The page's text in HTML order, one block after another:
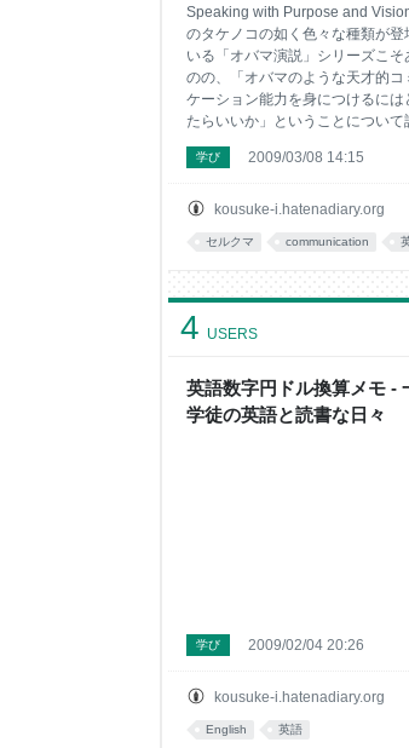
kousuke-i.hatenadiary.org
Speaking with Purpose and
のタケノコの如く色々な種類が登
いる「オバマ演説」シリーズこそ
のの、「オバマのような天才的コ
ケーション能力を身につけるには
たらいいか」ということについて
本は、それほど多くない。 本書は
バマ演説集』ではなく『オバマ演
Obama』からも分かるように、間
あるオバマのように喋る（Speak
いて「言いたい事をオバマのよう
る（Say it like Obama）」にはど
よいかを、豊富な資料とそれに基
て、ネットで手に入るデータを適
学び 2009/03/08 14:15
セルクマ communication
英語数字円ドル換算メモ -
学徒の英語と読書な日々
4 USERS
kousuke-i.hatenadiary.org
学び 2009/02/04 20:26
English 英語